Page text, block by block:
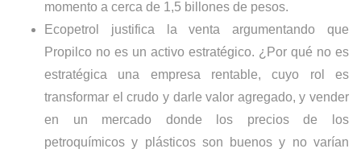
momento a cerca de 1,5 billones de pesos.
Ecopetrol justifica la venta argumentando que
Propilco no es un activo estratégico. ¿Por qué no es
estratégica una empresa rentable, cuyo rol es
transformar el crudo y darle valor agregado, y vender
en un mercado donde los precios de los
petroquímicos y plásticos son buenos y no varían